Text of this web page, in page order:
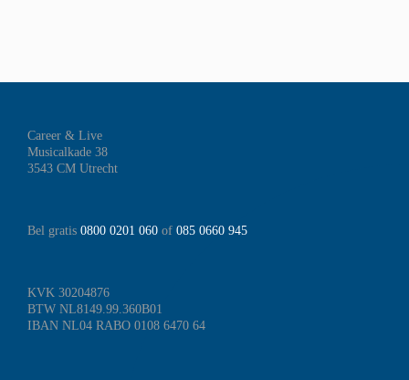
Career & Live
Musicalkade 38
3543 CM Utrecht
Bel gratis 0800 0201 060 of 085 0660 945
KVK 30204876
BTW NL8149.99.360B01
IBAN NL04 RABO 0108 6470 64